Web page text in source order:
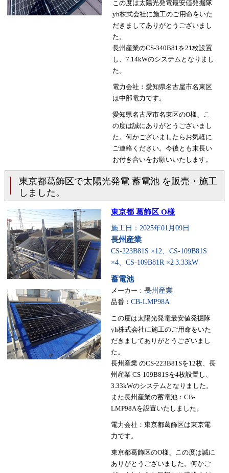
この度は太陽光発電最安値発掘隊
yh株式会社に施工のご用命をいた
だきましてありがとうございまし
た。
長州産業のCS-340B81を21枚設置
し、7.14kWのシステムとなりまし
た。
電力会社：愛知県名古屋市名東区
は中部電力です。
愛知県名古屋市名東区のO様、こ
の度は誠にありがとうございまし
た。何かございましたらお気軽に
ご連絡ください。今後とも末長い
お付き合いをお願いいたします。
東京都葛飾区で太陽光発電 蓄電池 を販売・施工
しました。
東京都 葛飾区 O様
施工日：2025年01月09日
長州産業
CS-223B81S ×12、CS-109B81S
×4、CS-109B81R ×2 3.33kW
蓄電池
メーカー： 長州産業
品番： CB-LMP98A
この度は太陽光発電最安値発掘隊
yh株式会社に施工のご用命をいた
だきましてありがとうございまし
た。
長州産業 のCS-223B81Sを12枚、長
州産業 CS-109B81Sを4枚設置し、
3.33kWのシステムとなりました。
また長州産業の蓄電池：CB-
LMP98Aを設置いたしました。
電力会社：東京都葛飾区は東京電
力です。
東京都葛飾区のO様、この度は誠に
ありがとうございました。何かご